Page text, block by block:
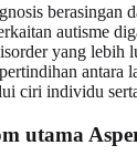
berasingan
autisme
yang lebih
antara
ciri individu
utama